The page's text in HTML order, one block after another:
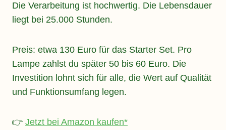
Die Verarbeitung ist hochwertig. Die Lebensdauer
liegt bei 25.000 Stunden.
Preis: etwa 130 Euro für das Starter Set. Pro
Lampe zahlst du später 50 bis 60 Euro. Die
Investition lohnt sich für alle, die Wert auf Qualität
und Funktionsumfang legen.
👉 Jetzt bei Amazon kaufen*